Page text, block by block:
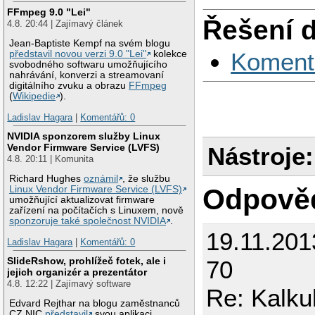
FFmpeg 9.0 "Lei"
4.8. 20:44 | Zajímavý článek
Jean-Baptiste Kempf na svém blogu
představil novou verzi 9.0 "Lei"
kolekce
svobodného softwaru umožňujícího
nahrávání, konverzi a streamovaní
digitálního zvuku a obrazu FFmpeg
(Wikipedie ).
Ladislav Hagara| Komentářů: 0
NVIDIA sponzorem služby Linux
Vendor Firmware Service (LVFS)
4.8. 20:11 | Komunita
Richard Hughesoznámil
, že službu
Linux Vendor Firmware Service (LVFS)
umožňující aktualizovat firmware
zařízení na počítačích s Linuxem, nově
sponzoruje také společnost NVIDIA .
Ladislav Hagara| Komentářů: 0
SlideRshow, prohlížeč fotek, ale i
jejich organizér a prezentátor
4.8. 12:22 | Zajímavý software
Edvard Rejthar na blogu zaměstnanců
   switch(oper)
   {
    case '+':
        break;
    case '-':
        break;
        if(b != 0)
        {
            break;
        }
        else
        {
        }
    default:
        break;
   }
}
Řešení
Nástroje:
70
Re: